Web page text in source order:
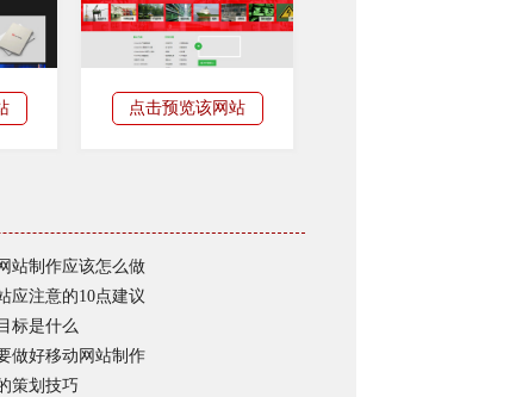
点击预览该网站
站制作应该怎么做
应注意的10点建议
标是什么
做好移动网站制作
策划技巧